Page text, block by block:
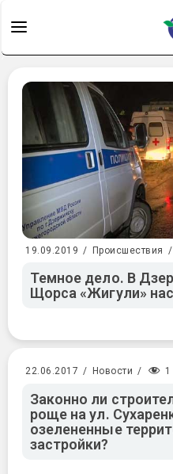
19.09.2019 / Происшествия /
Темное дело. В
Щорса «Жигули»
22.06.2017 / Новости / 1
Законно ли
роще на ул.
озелененные
застройки?